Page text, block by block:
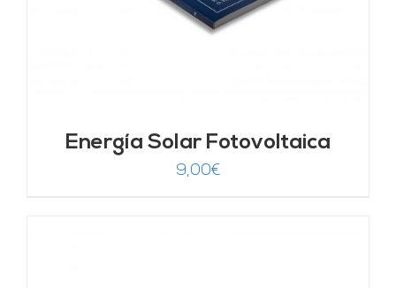
Energía Solar Fotovoltaica
9,00€